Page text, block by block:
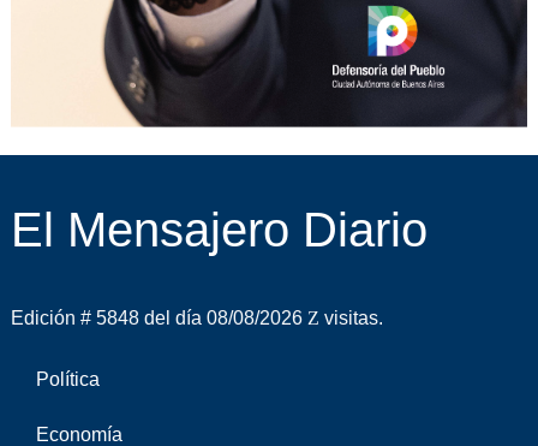
El Mensajero Diario
Edición # 5848 del día 08/08/2026 visitas.
Política
Economía